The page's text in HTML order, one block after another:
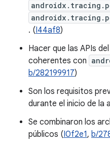
. (I44af8)
Hacer que las APIs
coherentes con
b/282199917)
Son los requisitos
durante el inicio de la
Se combinaron los
públicos (I0f2e1, b/